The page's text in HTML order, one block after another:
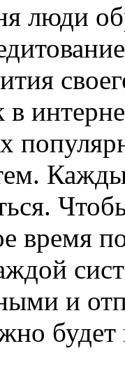
люди
время
и
будет